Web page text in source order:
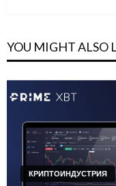
YOU MIGHT ALSO
КРИПТОИНДУСТРИЯ